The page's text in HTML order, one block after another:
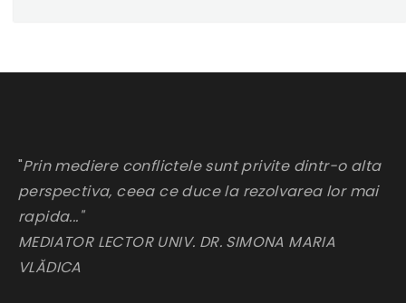
"Prin mediere conflictele sunt privite dintr-o alta
perspectiva, ceea ce duce la rezolvarea lor mai
rapida..."
MEDIATOR LECTOR UNIV. DR. SIMONA MARIA
VLĂDICA